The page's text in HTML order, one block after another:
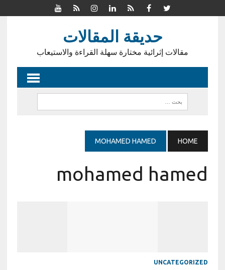
حديقة المقالات
مقالات إثرائية مختارة سهلة القراءة والاستيعاب
HOME
MOHAMED HAMED
mohamed hamed
UNCATEGORIZED